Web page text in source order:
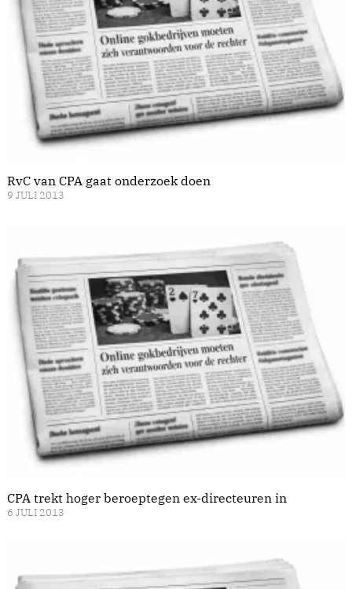
RvC van CPA gaat onderzoek doen
9 JULI 2013
CPA trekt hoger beroeptegen ex-directeuren in
6 JULI 2013